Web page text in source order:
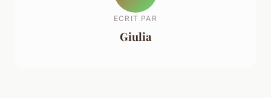
ECRIT PAR
Giulia